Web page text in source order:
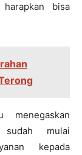
bisa
sudah mulai
kepada